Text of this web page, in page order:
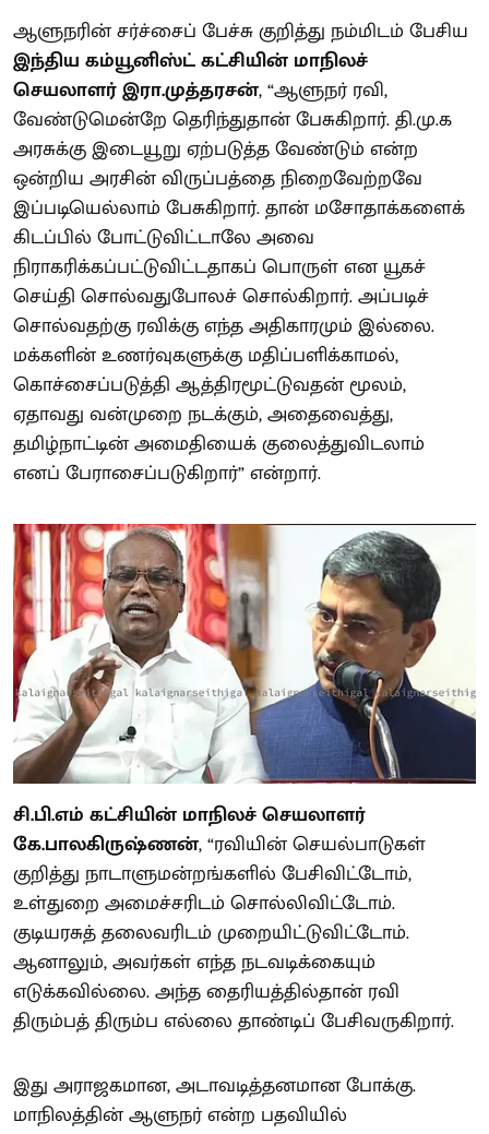
ஆளுநரின் சர்ச்சைப் பேச்சு குறித்து நம்மிடம் பேசிய
இந்திய கம்யூனிஸ்ட் கட்சியின் மாநிலச்
செயலாளர் இரா.முத்தரசன், “ஆளுநர் ரவி,
வேண்டுமென்றே தெரிந்துதான் பேசுகிறார். தி.மு.க
அரசுக்கு இடையூறு ஏற்படுத்த வேண்டும் என்ற
ஒன்றிய அரசின் விருப்பத்தை நிறைவேற்றவே
இப்படியெல்லாம் பேசுகிறார். தான் மசோதாக்களைக்
கிடப்பில் போட்டுவிட்டாலே அவை
நிராகரிக்கப்பட்டுவிட்டதாகப் பொருள் என யூகச்
செய்தி சொல்வதுபோலச் சொல்கிறார். அப்படிச்
சொல்வதற்கு ரவிக்கு எந்த அதிகாரமும் இல்லை.
மக்களின் உணர்வுகளுக்கு மதிப்பளிக்காமல்,
கொச்சைப்படுத்தி ஆத்திரமூட்டுவதன் மூலம்,
ஏதாவது வன்முறை நடக்கும், அதைவைத்து,
தமிழ்நாட்டின் அமைதியைக் குலைத்துவிடலாம்
எனப் பேராசைப்படுகிறார்” என்றார்.
சி.பி.எம் கட்சியின் மாநிலச் செயலாளர்
கே.பாலகிருஷ்ணன், “ரவியின் செயல்பாடுகள்
குறித்து நாடாளுமன்றங்களில் பேசிவிட்டோம்,
உள்துறை அமைச்சரிடம் சொல்லிவிட்டோம்.
குடியரசுத் தலைவரிடம் முறையிட்டுவிட்டோம்.
ஆனாலும், அவர்கள் எந்த நடவடிக்கையும்
எடுக்கவில்லை. அந்த தைரியத்தில்தான் ரவி
திரும்பத் திரும்ப எல்லை தாண்டிப் பேசிவருகிறார்.
இது அராஜகமான, அடாவடித்தனமான போக்கு.
மாநிலத்தின் ஆளுநர் என்ற பதவியில்